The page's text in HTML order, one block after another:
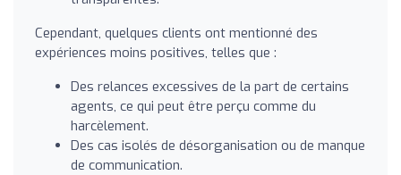
Cependant, quelques clients ont mentionné des
expériences moins positives, telles que :
Des relances excessives de la part de certains
agents, ce qui peut être perçu comme du
harcèlement.
Des cas isolés de désorganisation ou de manque
de communication.